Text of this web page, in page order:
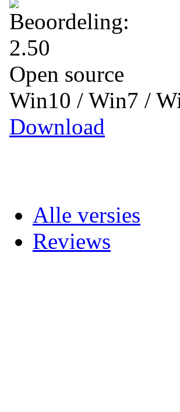
Open source
Win10 / Win7 /
Download
Alle versies
Reviews